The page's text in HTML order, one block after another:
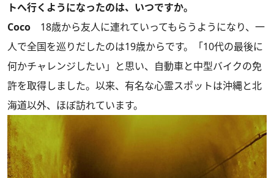
トへ行くようになったのは、いつですか。
Coco 18歳から友人に連れていってもらうようになり、一
人で全国を巡りだしたのは19歳からです。「10代の最後に
何かチャレンジしたい」と思い、自動車と中型バイクの免
許を取得しました。以来、有名な心霊スポットは沖縄と北
海道以外、ほぼ訪れています。